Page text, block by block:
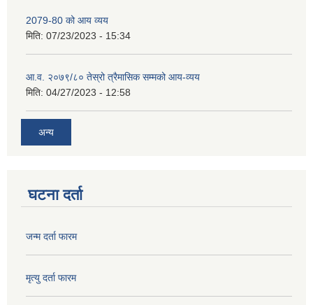
2079-80 को आय व्यय
मिति: 07/23/2023 - 15:34
आ.व. २०७९/८० तेस्रो त्रैमासिक सम्मको आय-व्यय
मिति: 04/27/2023 - 12:58
अन्य
घटना दर्ता
जन्म दर्ता फारम
मृत्यु दर्ता फारम